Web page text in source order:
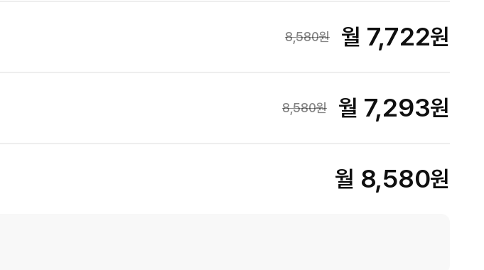
8,580원 월 7,722원
8,580원 월 7,293원
월 8,580원